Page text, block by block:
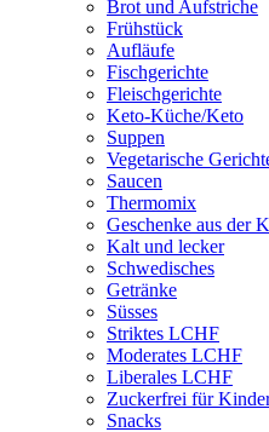
Brot und Aufstriche
Frühstück
Aufläufe
Fischgerichte
Fleischgerichte
Keto-Küche/Keto
Suppen
Vegetarische
Saucen
Thermomix
Geschenke aus der
Kalt und lecker
Schwedisches
Getränke
Süsses
Striktes LCHF
Moderates LCHF
Liberales LCHF
Zuckerfrei für
Snacks